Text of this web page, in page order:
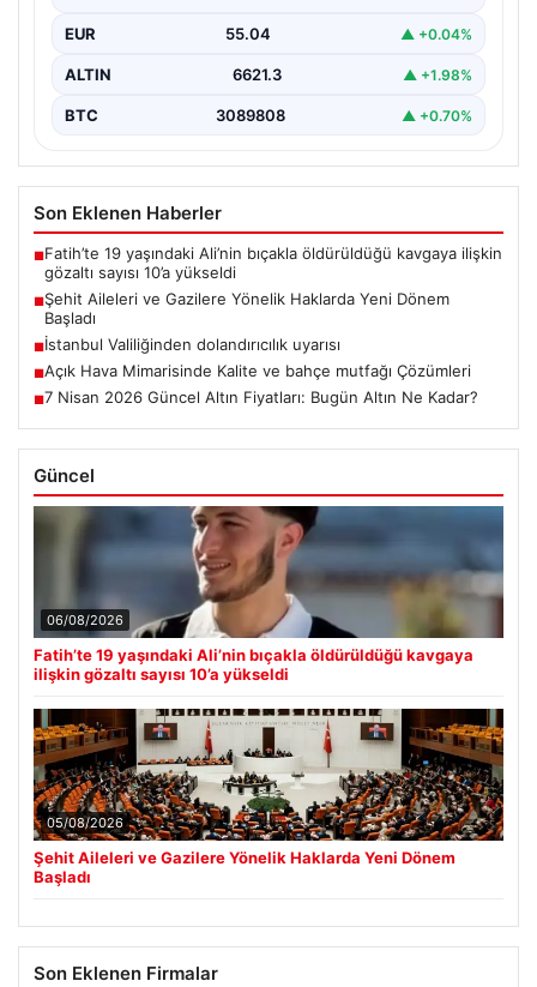
EUR 55.04 ▲ +0.04%
ALTIN 6621.3 ▲ +1.98%
BTC 3089808 ▲ +0.70%
Son Eklenen Haberler
■Fatih’te 19 yaşındaki Ali’nin bıçakla öldürüldüğü kavgaya ilişkin
gözaltı sayısı 10’a yükseldi
■Şehit Aileleri ve Gazilere Yönelik Haklarda Yeni Dönem
Başladı
■İstanbul Valiliğinden dolandırıcılık uyarısı
■Açık Hava Mimarisinde Kalite ve bahçe mutfağı Çözümleri
■7 Nisan 2026 Güncel Altın Fiyatları: Bugün Altın Ne Kadar?
Güncel
06/08/2026
Fatih’te 19 yaşındaki Ali’nin bıçakla öldürüldüğü kavgaya
ilişkin gözaltı sayısı 10’a yükseldi
05/08/2026
Şehit Aileleri ve Gazilere Yönelik Haklarda Yeni Dönem
Başladı
Son Eklenen Firmalar